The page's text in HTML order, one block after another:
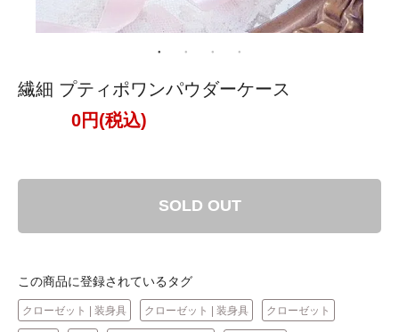
繊細 プティポワンパウダーケース
0円(税込)
SOLD OUT
この商品に登録されているタグ
クローゼット | 装身具 クローゼット | 装身具 クローゼット